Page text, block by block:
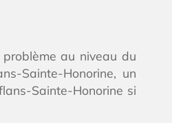
au niveau du
Sainte-Honorine, un
Sainte-Honorine si